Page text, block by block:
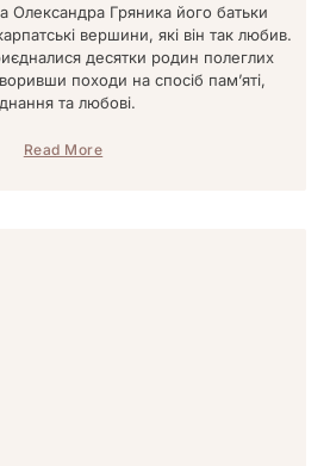
Олександра Гряника його батьки
вершини, які він так любив.
десятки родин полеглих
походи на спосіб пам’яті,
та любові.
Read More